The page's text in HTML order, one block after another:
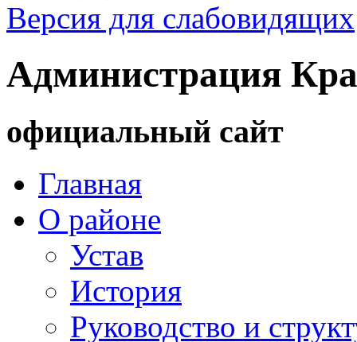
Версия для слабовидящих
Администрация
официальный сайт
Главная
О районе
Устав
История
Руководство и